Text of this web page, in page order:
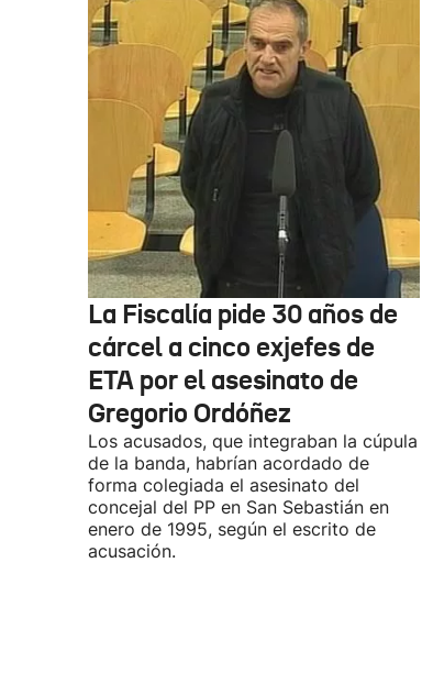
La Fiscalía pide 30 años de
cárcel a cinco exjefes de
ETA por el asesinato de
Gregorio Ordóñez
Los acusados, que integraban la cúpula
de la banda, habrían acordado de
forma colegiada el asesinato del
concejal del PP en San Sebastián en
enero de 1995, según el escrito de
acusación.